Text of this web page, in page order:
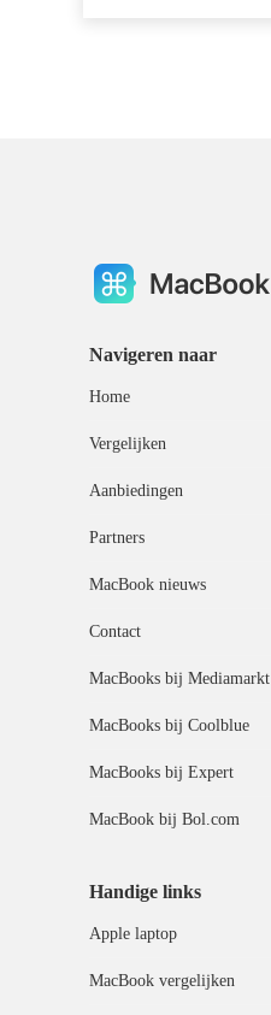
Navigeren naar
Home
Vergelijken
Aanbiedingen
Partners
MacBook nieuws
Contact
MacBooks bij Mediamarkt
MacBooks bij Coolblue
MacBooks bij Expert
MacBook bij Bol.com
Handige links
Apple laptop
MacBook vergelijken